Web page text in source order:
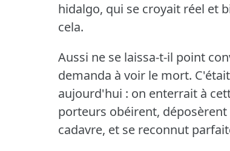
hidalgo, qui se croyait réel et
cela.
Aussi ne se laissa-t-il point
demanda à voir le mort.
aujourd'hui : on enterrait à
porteurs obéirent, déposèrent
cadavre, et se reconnut